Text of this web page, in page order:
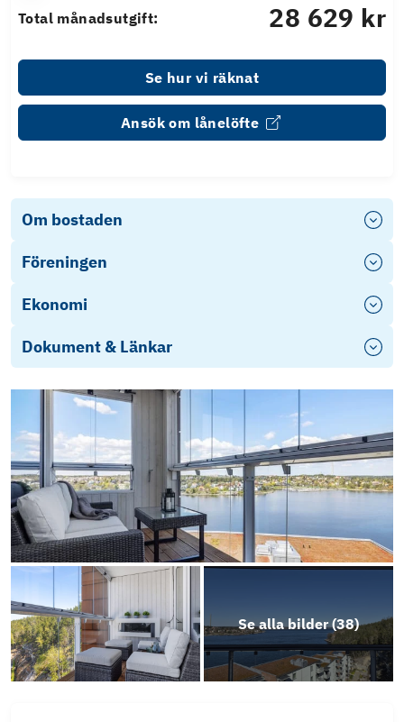
Total månadsutgift: 28 629 kr
Se hur vi räknat
Ansök om lånelöfte
Om bostaden
Föreningen
Ekonomi
Dokument & Länkar
Objektsbeskrivning
Se alla bilder (38)